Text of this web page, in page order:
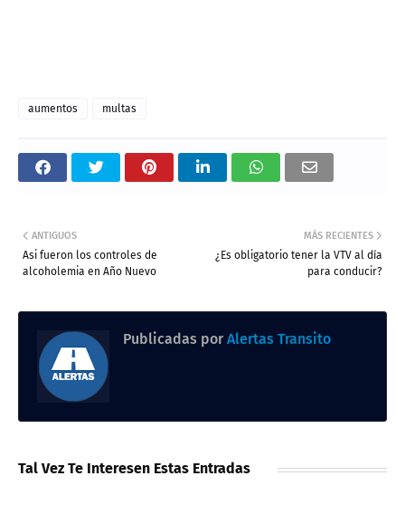
aumentos multas
MÁS RECIENTES
¿Es obligatorio tener la VTV al día
para conducir?
ANTIGUOS
Asi fueron los controles de
alcoholemia en Año Nuevo
Publicadas por Alertas Transito
Tal Vez Te Interesen Estas Entradas